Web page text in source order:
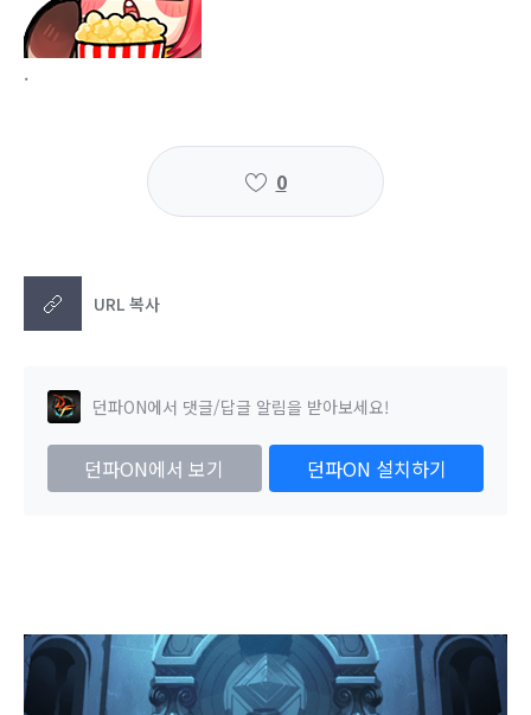
.
0
URL 복사
던파ON에서 댓글/답글 알림을 받아보세요!
던파ON에서 보기 던파ON 설치하기